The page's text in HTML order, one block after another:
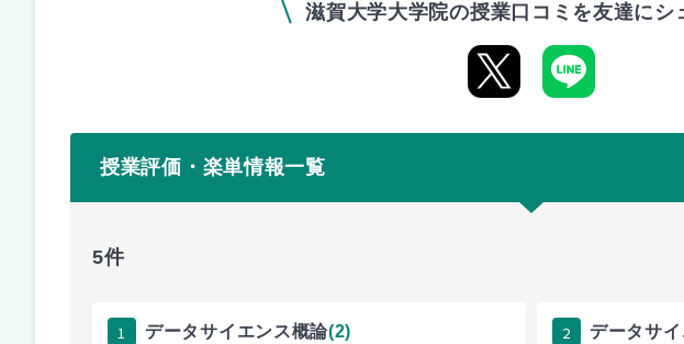
滋賀大学大学院の授業口コミを友達にシ
授業評価・楽単情報一覧
5件
1 データサイエンス概論(2) 2 データサ